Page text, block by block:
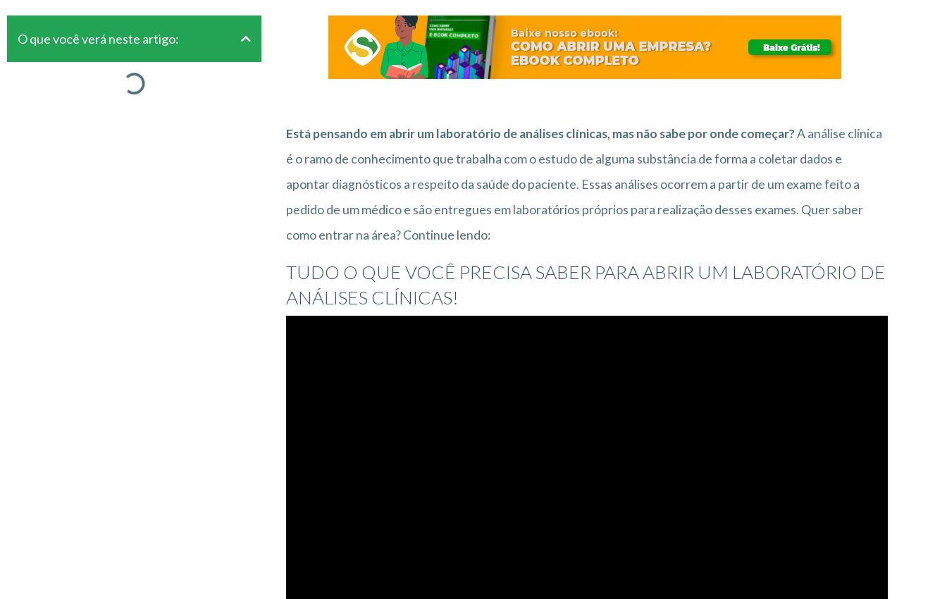
O que você verá neste artigo:
Está pensando em abrir um laboratório de análises clínicas, mas não sabe por onde começar?A análise clínica
é o ramo de conhecimento que trabalha com o estudo de alguma substância de forma a coletar dados e
apontar diagnósticos a respeito da saúde do paciente. Essas análises ocorrem a partir de um exame feito a
pedido de um médico e são entregues em laboratórios próprios para realização desses exames. Quer saber
como entrar na área? Continue lendo:
TUDO O QUE VOCÊ PRECISA SABER PARA ABRIR UM LABORATÓRIO DE
ANÁLISES CLÍNICAS!